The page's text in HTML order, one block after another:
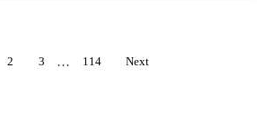
2 3 … 114 Next